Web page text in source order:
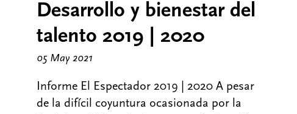
Desarrollo y bienestar del
talento 2019 | 2020
05 May 2021
Informe El Espectador 2019 | 2020 A pesar
de la difícil coyuntura ocasionada por la